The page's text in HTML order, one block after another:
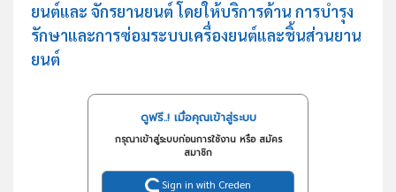
ยนต์และ จักรยานยนต์ โดยให้บริการด้าน การบำรุง
รักษาและการซ่อมระบบเครื่องยนต์และชิ้นส่วนยาน
ยนต์
ดูฟรี..! เมื่อคุณเข้าสู่ระบบ
กรุณาเข้าสู่ระบบก่อนการใช้งาน หรือ สมัคร
สมาชิก
Sign in with Creden